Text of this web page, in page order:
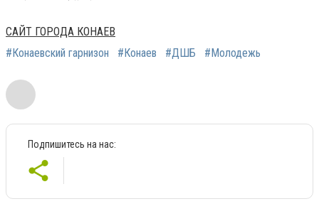
САЙТ ГОРОДА КОНАЕВ
#Конаевский гарнизон
#Конаев #ДШБ #Молодежь
Подпишитесь на нас: